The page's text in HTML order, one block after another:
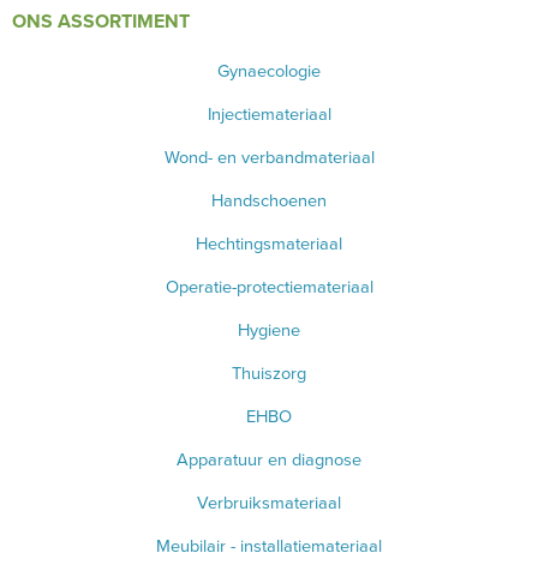
ONS ASSORTIMENT
Gynaecologie
Injectiemateriaal
Wond- en verbandmateriaal
Handschoenen
Hechtingsmateriaal
Operatie-protectiemateriaal
Hygiene
Thuiszorg
EHBO
Apparatuur en diagnose
Verbruiksmateriaal
Meubilair - installatiemateriaal